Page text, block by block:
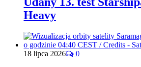
Heavy
18 lipca 2026 0